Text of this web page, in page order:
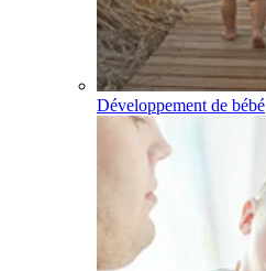
Développement de bébé